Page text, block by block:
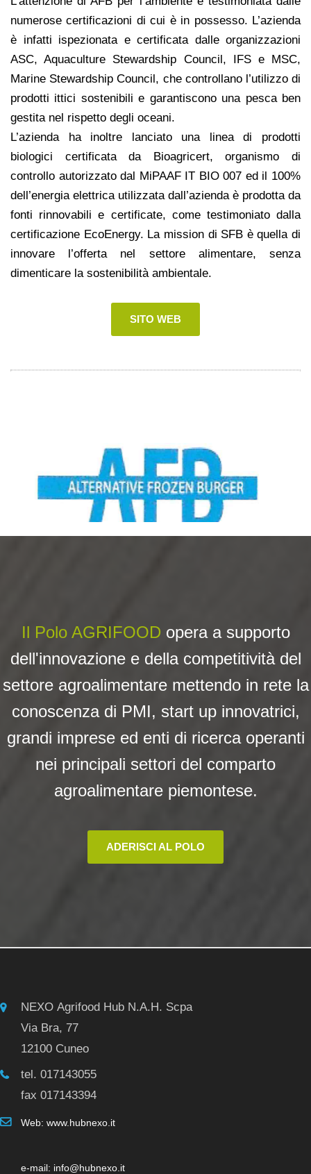
numerose certificazioni di cui è in possesso. L’azienda
è infatti ispezionata e certificata dalle organizzazioni
ASC, Aquaculture Stewardship Council, IFS e MSC,
Marine Stewardship Council, che controllano l’utilizzo di
prodotti ittici sostenibili e garantiscono una pesca ben
gestita nel rispetto degli oceani.
L’azienda ha inoltre lanciato una linea di prodotti
biologici certificata da Bioagricert, organismo di
controllo autorizzato dal MiPAAF IT BIO 007 ed il 100%
dell’energia elettrica utilizzata dall’azienda è prodotta da
fonti rinnovabili e certificate, come testimoniato dalla
certificazione EcoEnergy. La mission di SFB è quella di
innovare l’offerta nel settore alimentare, senza
dimenticare la sostenibilità ambientale.
SITO WEB
Il Polo AGRIFOOD opera a supporto
dell'innovazione e della competitività del
settore agroalimentare mettendo in rete la
conoscenza di PMI, start up innovatrici,
grandi imprese ed enti di ricerca operanti
nei principali settori del comparto
agroalimentare piemontese.
ADERISCI AL POLO
NEXO Agrifood Hub N.A.H. Scpa
Via Bra, 77
12100 Cuneo
tel. 017143055
fax 017143394
Web: www.hubnexo.it
e-mail: info@hubnexo.it